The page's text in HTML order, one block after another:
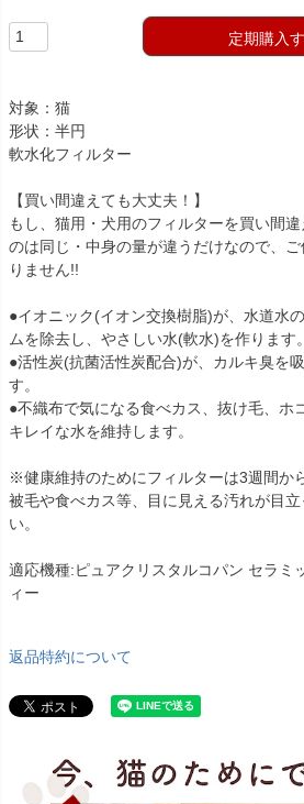
定期購入
対象：猫
形状：半円
軟水化フィルター
【買い間違えても大丈夫！】
もし、猫用・犬用のフィルターを買い間
のは同じ・中身の量が違うだけなので、
りません!!
●イオニック(イオン交換樹脂)が、水道水
ムを除去し、やさしい水(軟水)を作ります。
●活性炭(抗菌活性炭配合)が、カルキ臭を
す。
●不織布で気になる食べカス、抜け毛、ホ
キレイな水を維持します。
※健康維持のためにフィルターは3週間か
被毛や食べカス等、目に見える汚れが目
い。
適応機種:ピュアクリスタルコパン セラミ
ィー
返品特約について